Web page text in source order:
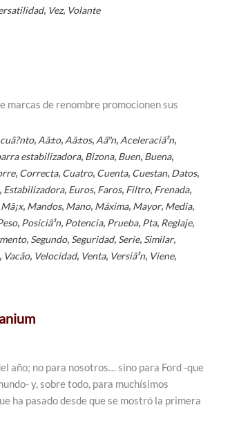
, Vez, Volante
marcas de renombre promocionen sus
, Aã±o, Aã±os, Aãºn, Aceleraciã³n,
estabilizadora, Bizona, Buen, Buena,
, Correcta, Cuatro, Cuenta, Cuestan, Datos,
Estabilizadora, Euros, Faros, Filtro, Frenada,
Mã¡x, Mandos, Mano, Máxima, Mayor, Media,
, Posiciã³n, Potencia, Prueba, Pta, Reglaje,
, Segundo, Seguridad, Serie, Similar,
Vacã­o, Velocidad, Venta, Versiã³n, Viene,
año; no para nosotros… sino para Ford -que
y, sobre todo, para muchísimos
ha pasado desde que se mostró la primera